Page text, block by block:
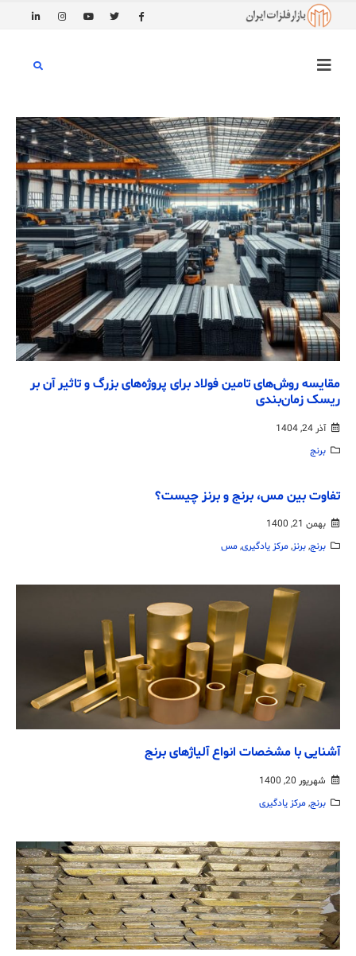
مقایسه روش‌های تامین فولاد برای پروژه‌های بزرگ و تاثیر آن بر
ریسک زمان‌بندی
آذر 24, 1404
برنج
تفاوت بین مس، برنج و برنز چیست؟
بهمن 21, 1400
برنج,برنز,مرکز یادگیری,مس
آشنایی با مشخصات انواع آلیاژهای برنج
شهریور 20, 1400
برنج,مرکز یادگیری